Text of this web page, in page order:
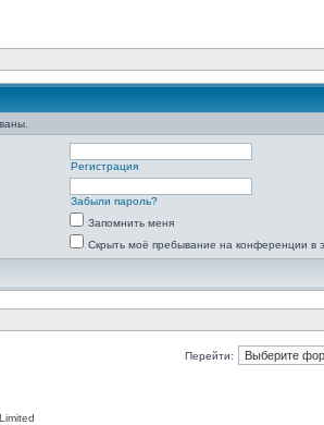
Регистрация
Забыли пароль?
Запомнить меня
Скрыть моё пребывание на конференции в
Перейти: